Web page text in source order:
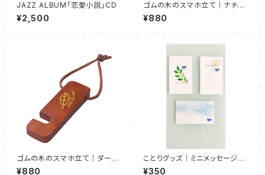
JAZZ ALBUM「恋愛小説」CD
¥2,500
ゴムの木のスマホ立て｜ナチュ
ラルウッド ＜送料無料キャン
ペーン中！＞
¥880
ゴムの木のスマホ立て｜ダーク
ウッド ＜送料無料キャンペー
¥880
ことりグッズ｜ミニメッセージカ
ード
¥350